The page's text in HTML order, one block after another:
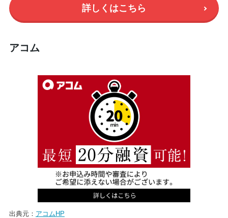
詳しくはこちら
アコム
出典元： アコムHP